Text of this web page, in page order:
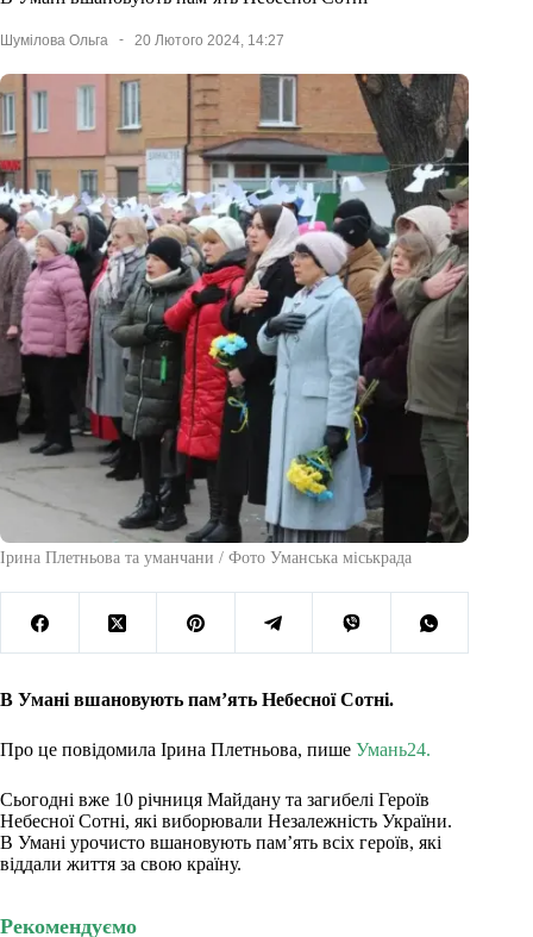
Шумілова Ольга 20 Лютого 2024, 14:27
Ірина Плетньова та уманчани / Фото Уманська міськрада
В Умані вшановують пам’ять Небесної Сотні.
Про це повідомила Ірина Плетньова, пише Умань24.
Сьогодні вже 10 річниця Майдану та загибелі Героїв
Небесної Сотні, які виборювали Незалежність України.
В Умані урочисто вшановують пам’ять всіх героїв, які
віддали життя за свою країну.
Рекомендуємо